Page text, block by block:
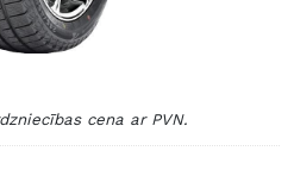
cena ar PVN.